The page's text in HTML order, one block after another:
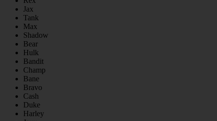
Jax
Tank
Max
Shadow
Bear
Hulk
Bandit
Champ
Bane
Bravo
Cash
Duke
Harley